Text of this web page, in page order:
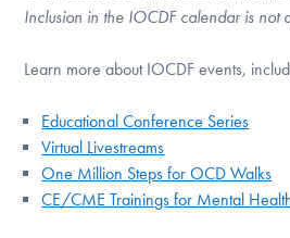
Inclusion in the IOCDF calendar is not
Learn more about IOCDF events,
Educational Conference Series
Virtual Livestreams
One Million Steps for OCD Walks
CE/CME Trainings for Mental